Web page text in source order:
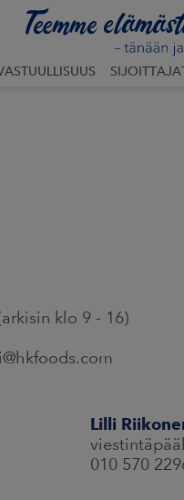
klo 9 - 16)
Lilli
010 570